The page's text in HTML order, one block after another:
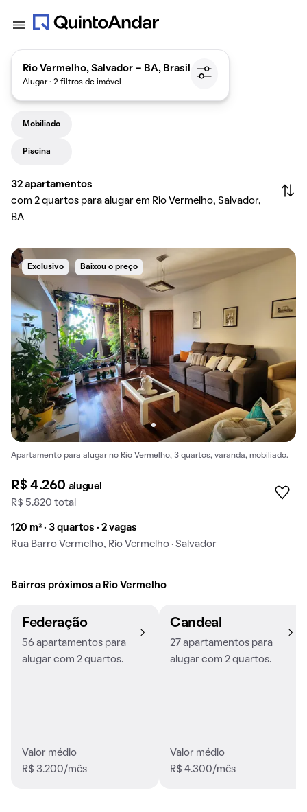
Rio Vermelho, Salvador - BA, Brasil
Alugar · 2 filtros de imóvel
Mobiliado
Piscina
32 apartamentos
com 2 quartos para alugar em Rio Vermelho, Salvador,
BA
Exclusivo Baixou o preço
Apartamento para alugar no Rio Vermelho, 3 quartos, varanda, mobiliado.
R$ 4.260 aluguel
R$ 5.820 total
120 m² · 3 quartos · 2 vagas
Rua Barro Vermelho, Rio Vermelho · Salvador
Bairros próximos a Rio Vermelho
Federação
56 apartamentos para
alugar com 2 quartos.
Valor médio
R$ 3.200/mês
Candeal
27 apartamentos para
alugar com 2 quartos.
Valor médio
R$ 4.300/mês